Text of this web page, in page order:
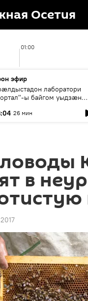
Осетия
01:00
эфир
лаборатори
ы байгом уыдзæн
куыстыты равдыст
26 мин
в